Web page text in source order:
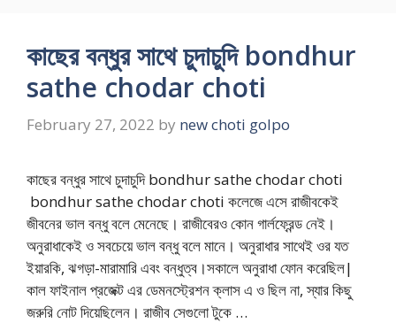
কাছের বন্ধুর সাথে চুদাচুদি bondhur
sathe chodar choti
February 27, 2022 by new choti golpo
কাছের বন্ধুর সাথে চুদাচুদি bondhur sathe chodar choti
bondhur sathe chodar choti কলেজে এসে রাজীবকেই
জীবনের ভাল বন্ধু বলে মেনেছে। রাজীবেরও কোন গার্লফ্রেন্ড নেই।
অনুরাধাকেই ও সবচেয়ে ভাল বন্ধু বলে মানে। অনুরাধার সাথেই ওর যত
ইয়ারকি, ঝগড়া-মারামারি এবং বন্ধুত্ব।সকালে অনুরাধা ফোন করেছিল|
কাল ফাইনাল প্রজেক্ট এর ডেমনস্ট্রেশন ক্লাস এ ও ছিল না, স্যার কিছু
জরুরি নোট দিয়েছিলেন। রাজীব সেগুলো টুকে …